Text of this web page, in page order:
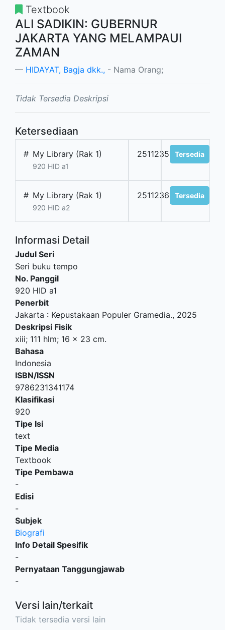
Textbook
ALI SADIKIN: GUBERNUR
JAKARTA YANG MELAMPAUI
ZAMAN
HIDAYAT, Bagja dkk., - Nama Orang;
Tidak Tersedia Deskripsi
Ketersediaan
# My Library (Rak 1)
920 HID a1
2511235101Tersedia
# My Library (Rak 1)
920 HID a2
2511236102Tersedia
Informasi Detail
Judul Seri
Seri buku tempo
No. Panggil
920 HID a1
Penerbit
Jakarta : Kepustakaan Populer Gramedia., 2025
Deskripsi Fisik
xiii; 111 hlm; 16 x 23 cm.
Bahasa
Indonesia
ISBN/ISSN
9786231341174
Klasifikasi
920
Tipe Isi
text
Tipe Media
Textbook
Tipe Pembawa
-
Edisi
-
Subjek
Biografi
Info Detail Spesifik
-
Pernyataan Tanggungjawab
-
Versi lain/terkait
Tidak tersedia versi lain